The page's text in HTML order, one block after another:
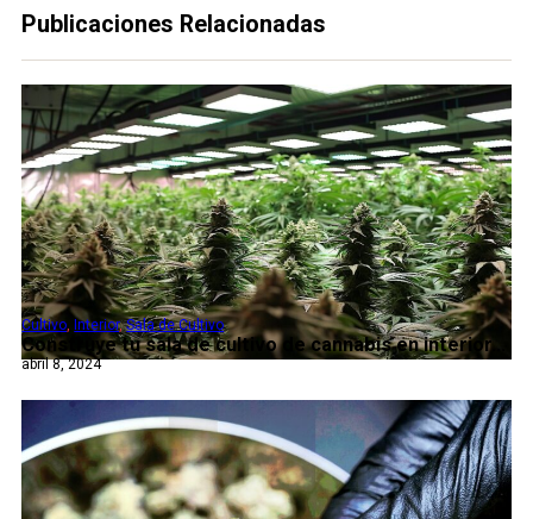
Publicaciones Relacionadas
Construye tu sala de cultivo de cannabis en interior...
Cultivo ,Interior,Sala de Cultivo
abril 8, 2024